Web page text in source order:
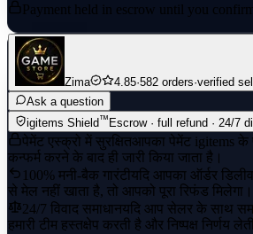
Payment held in escrow until you
Zima 4.85·582 orders·verified
Ask a question
igitems Shield™ Escrow · full refund · 24/7
पेमेंट एस्क्रो में सुरक्षितआपका पेमेंट igitems के
कन्फर्म करने के बाद ही जारी किया जाता है।
100% मनी-बैक गारंटीयदि आपका ऑर्डर
से मेल नहीं खाता है, तो आपको पूरा रिफंड मिलेगा।
24/7 विवाद समाधानयदि आप सेलर के साथ
हमारी टीम हस्तक्षेप करती है और निष्पक्ष निर्णय